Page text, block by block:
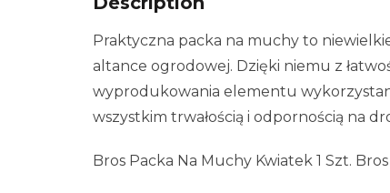
Praktyczna packa na muchy to
altance ogrodowej. Dzięki niemu z
wyprodukowania elementu
wszystkim trwałością i odpornością na
Bros Packa Na Muchy Kwiatek 1 Szt. Bros